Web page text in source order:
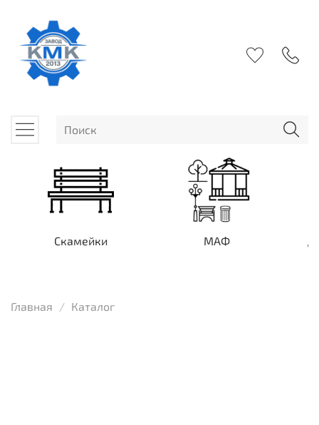
Скамейки МАФ
Главная Каталог